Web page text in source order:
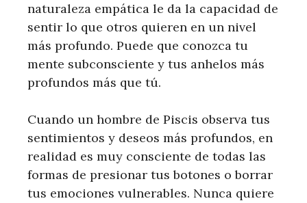
naturaleza empática le da la capacidad de
sentir lo que otros quieren en un nivel
más profundo. Puede que conozca tu
mente subconsciente y tus anhelos más
profundos más que tú.
Cuando un hombre de Piscis observa tus
sentimientos y deseos más profundos, en
realidad es muy consciente de todas las
formas de presionar tus botones o borrar
tus emociones vulnerables. Nunca quiere